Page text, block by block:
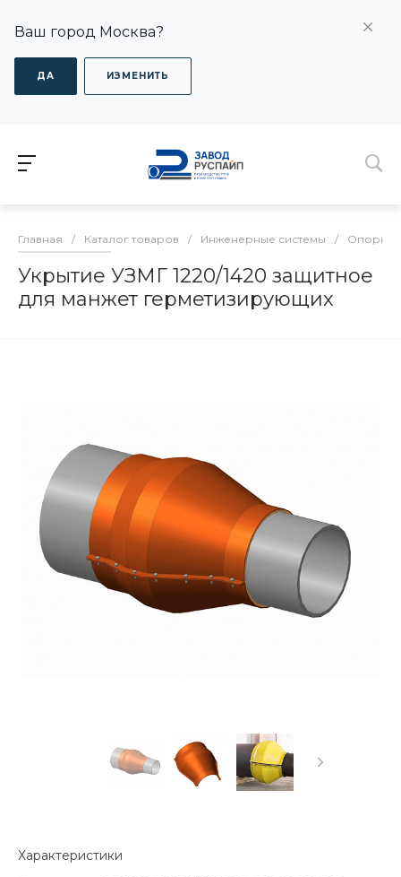
Ваш город Москва?
ДА ИЗМЕНИТЬ
Главная / Каталог товаров / Инженерные системы / Опорно-
Укрытие УЗМГ 1220/1420 защитное
для манжет герметизирующих
Характеристики